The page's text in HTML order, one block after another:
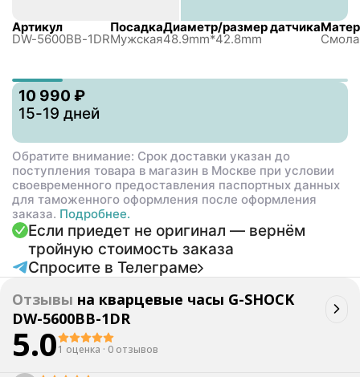
Артикул
DW-5600BB-1DR
Посадка
Мужская
Диаметр/размер датчика
48.9mm*42.8mm Смола
10 990 ₽
15-19 дней
Обратите внимание: Срок доставки указан до
поступления товара в магазин в Москве при условии
своевременного предоставления паспортных данных
для таможенного оформления после оформления
заказа. Подробнее.
Если приедет не оригинал — вернём
тройную стоимость заказа
Спросите в Телеграме
Отзывы на кварцевые часы G-SHOCK
DW-5600BB-1DR
5.01 оценка · 0 отзывов